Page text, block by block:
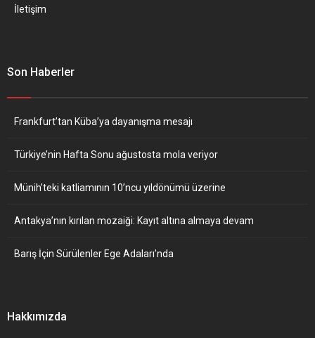
İletişim
Son Haberler
Frankfurt’tan Küba’ya dayanışma mesajı
Türkiye’nin Hafta Sonu ağustosta mola veriyor
Münih’teki katliamının 10’ncu yıldönümü üzerine
Antakya’nın kırılan mozaiği: Kayıt altına almaya devam
Barış İçin Sürülenler Ege Adaları’nda
Hakkımızda